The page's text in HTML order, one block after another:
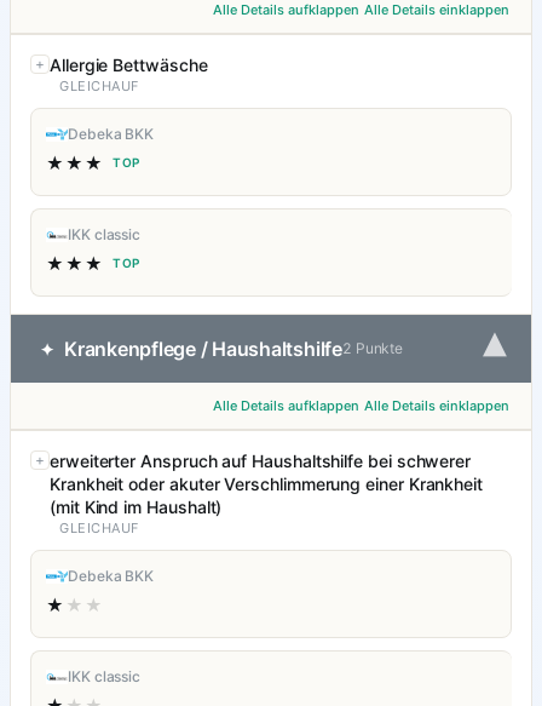
Alle Details aufklappen Alle Details einklappen
Allergie Bettwäsche
GLEICHAUF
Debeka BKK
★★★ TOP
IKK classic
★★★ TOP
✦ Krankenpflege / Haushaltshilfe2 Punkte ▾
Alle Details aufklappen Alle Details einklappen
erweiterter Anspruch auf Haushaltshilfe bei schwerer
Krankheit oder akuter Verschlimmerung einer Krankheit
(mit Kind im Haushalt)
GLEICHAUF
Debeka BKK
★ ★★
IKK classic